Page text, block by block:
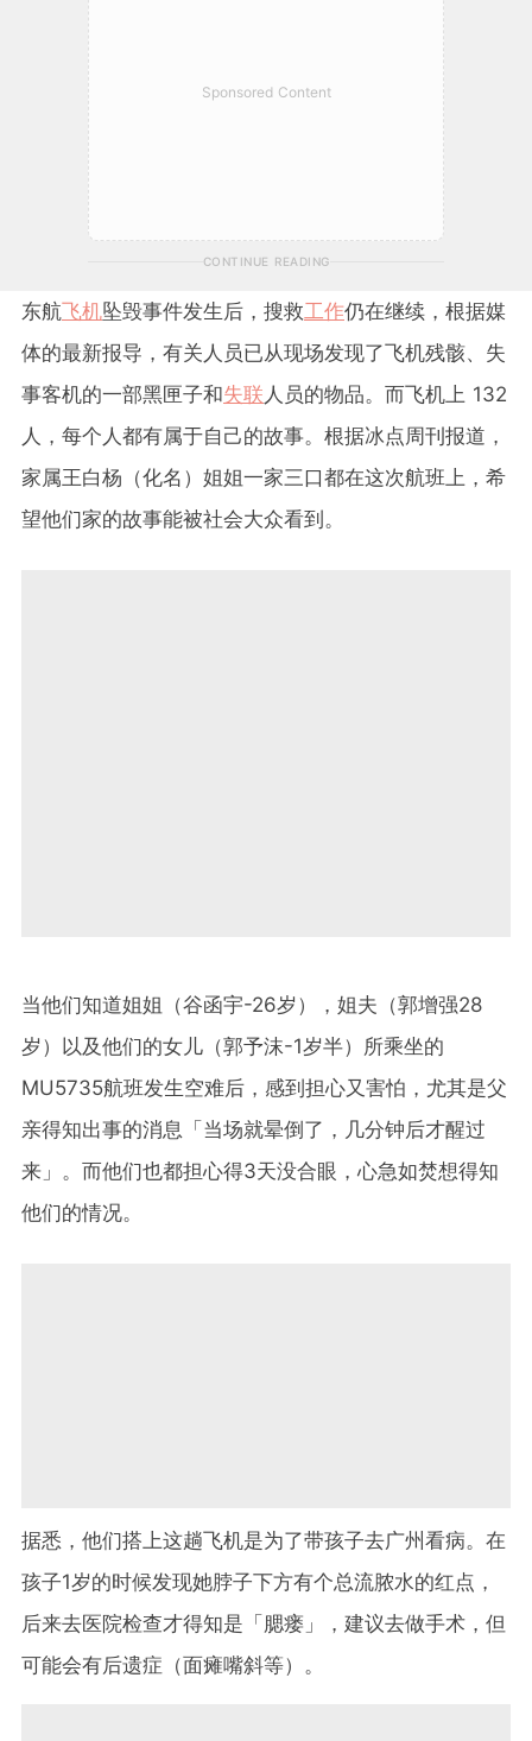
Sponsored Content
CONTINUE READING
东航飞机坠毁事件发生后，搜救工作仍在继续，根据媒
体的最新报导，有关人员已从现场发现了飞机残骸、失
事客机的一部黑匣子和失联 人员的物品。而飞机上 132
人，每个人都有属于自己的故事。根据冰点周刊报道，
家属王白杨（化名）姐姐一家三口都在这次航班上，希
望他们家的故事能被社会大众看到。
当他们知道姐姐（谷函宇-26岁），姐夫（郭增强28
岁）以及他们的女儿（郭予沫-1岁半）所乘坐的
MU5735航班发生空难后，感到担心又害怕，尤其是父
亲得知出事的消息「当场就晕倒了，几分钟后才醒过
来」。而他们也都担心得3天没合眼，心急如焚想得知
他们的情况。
据悉，他们搭上这趟飞机是为了带孩子去广州看病。在
孩子1岁的时候发现她脖子下方有个总流脓水的红点，
后来去医院检查才得知是「腮瘘」，建议去做手术，但
可能会有后遗症（面瘫嘴斜等）。